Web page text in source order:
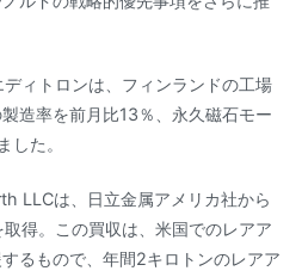
ィトロンは、フィンランドの工場
造率を前月比13％、永久磁石モー
した。
LLCは、日立金属アメリカ社から
得。この買収は、米国でのレアア
るもので、年間2キロトンのレアア